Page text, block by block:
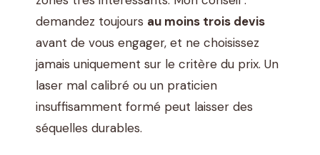
demandez toujours au moins trois devis
avant de vous engager, et ne choisissez
jamais uniquement sur le critère du prix. Un
laser mal calibré ou un praticien
insuffisamment formé peut laisser des
séquelles durables.